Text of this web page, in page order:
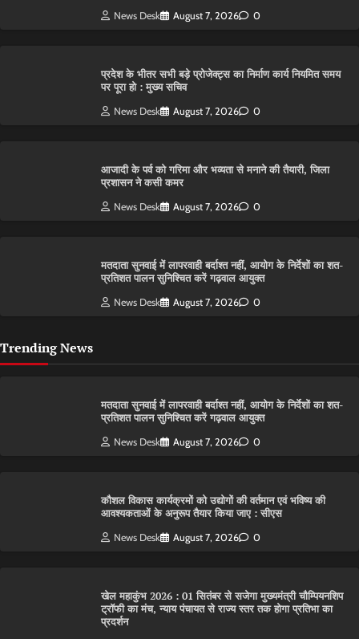
News Desk August 7, 2026 0
प्रदेश के भीतर सभी बड़े प्रोजेक्ट्स का निर्माण कार्य नियमित समय
पर पूरा हो : मुख्य सचिव
News Desk August 7, 2026 0
आजादी के पर्व को गरिमा और भव्यता से मनाने की तैयारी, जिला
प्रशासन ने कसी कमर
News Desk August 7, 2026 0
मतदाता सुनवाई में लापरवाही बर्दाश्त नहीं, आयोग के निर्देशों का शत-
प्रतिशत पालन सुनिश्चित करें गढ़वाल आयुक्त
News Desk August 7, 2026 0
Trending News
मतदाता सुनवाई में लापरवाही बर्दाश्त नहीं, आयोग के निर्देशों का शत-
प्रतिशत पालन सुनिश्चित करें गढ़वाल आयुक्त
News Desk August 7, 2026 0
कौशल विकास कार्यक्रमों को उद्योगों की वर्तमान एवं भविष्य की
आवश्यकताओं के अनुरूप तैयार किया जाए : सीएस
News Desk August 7, 2026 0
खेल महाकुंभ 2026 : 01 सितंबर से सजेगा मुख्यमंत्री चौम्पियनशिप
ट्रॉफी का मंच, न्याय पंचायत से राज्य स्तर तक होगा प्रतिभा का
प्रदर्शन